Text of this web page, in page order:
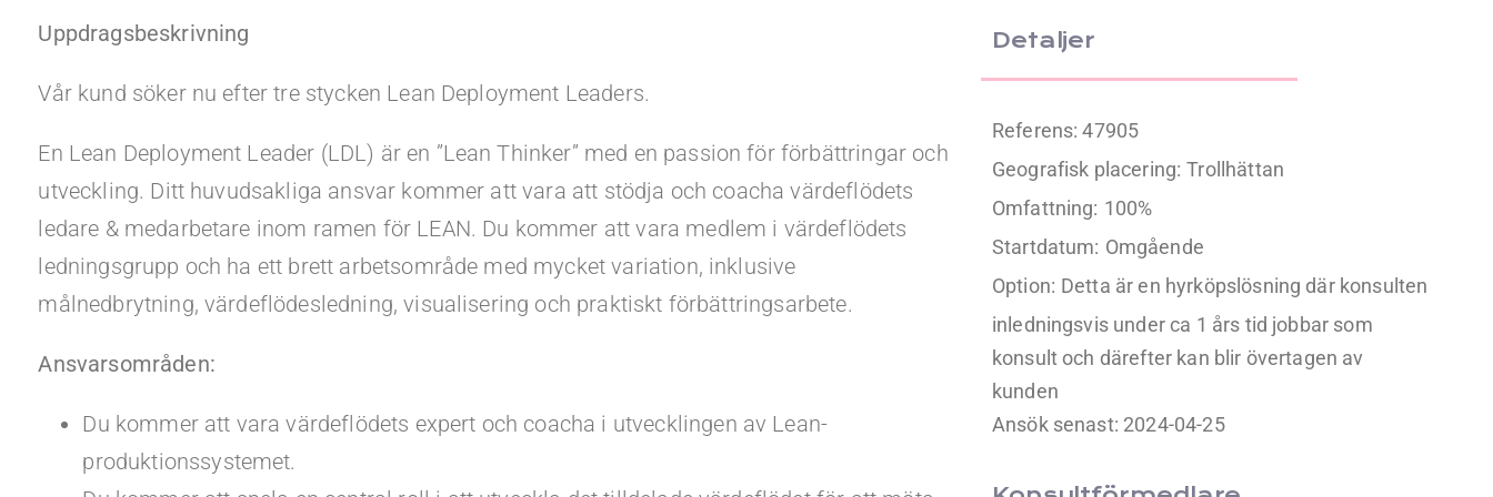
Uppdragsbeskrivning
Vår kund söker nu efter tre stycken Lean Deployment Leaders.
En Lean Deployment Leader (LDL) är en ”Lean Thinker” med en passion för förbättringar och
utveckling. Ditt huvudsakliga ansvar kommer att vara att stödja och coacha värdeflödets
ledare & medarbetare inom ramen för LEAN. Du kommer att vara medlem i värdeflödets
ledningsgrupp och ha ett brett arbetsområde med mycket variation, inklusive
målnedbrytning, värdeflödesledning, visualisering och praktiskt förbättringsarbete.
Ansvarsområden:
Du kommer att vara värdeflödets expert och coacha i utvecklingen av Lean-
produktionssystemet.
Detaljer
Referens: 47905
Geografisk placering: Trollhättan
Omfattning: 100%
Startdatum: Omgående
Option: Detta är en hyrköpslösning där konsulten
inledningsvis under ca 1 års tid jobbar som
konsult och därefter kan blir övertagen av
kunden
Ansök senast: 2024-04-25